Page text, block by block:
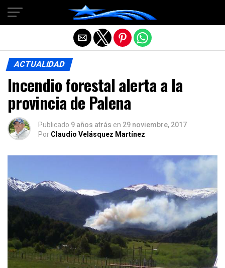
ACTUALIDAD
Incendio forestal alerta a la
provincia de Palena
Publicado 9 años atrás en 29 noviembre, 2017
Por Claudio Velásquez Martínez
Salir de la versión móvil